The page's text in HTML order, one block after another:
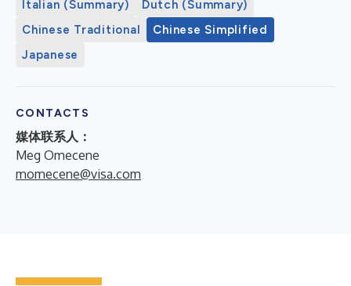
Italian (Summary)
Dutch (Summary)
Chinese Traditional
Chinese Simplified
Japanese
CONTACTS
媒体联系人：
Meg Omecene
momecene@visa.com